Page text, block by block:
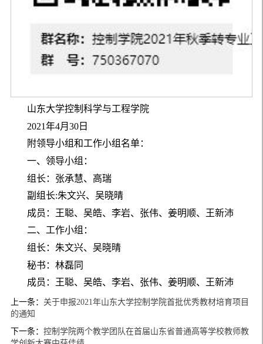
山东大学控制科学与工程学院
2021年4月30日
附领导小组和工作小组名单：
一、领导小组：
组长：张承慧、高瑞
副组长:朱文兴、吴晓晴
成员：王聪、吴皓、李岩、张伟、姜明顺、王新沛
二、工作小组：
组长：朱文兴、吴晓晴
秘书：林磊同
成员：王聪、吴皓、李岩、张伟、姜明顺、王新沛
上一条： 关于申报2021年山东大学控制学院首批优秀教材培育项目
的通知
下一条： 控制学院两个教学团队在首届山东省普通高等学校教师教